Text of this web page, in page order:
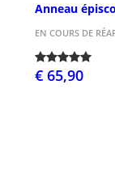
Anneau
EN COURS DE
€ 65,90